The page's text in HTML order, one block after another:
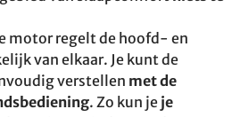
motor regelt de hoofd- en
van elkaar. Je kunt de
verstellen met de
. Zo kun je je